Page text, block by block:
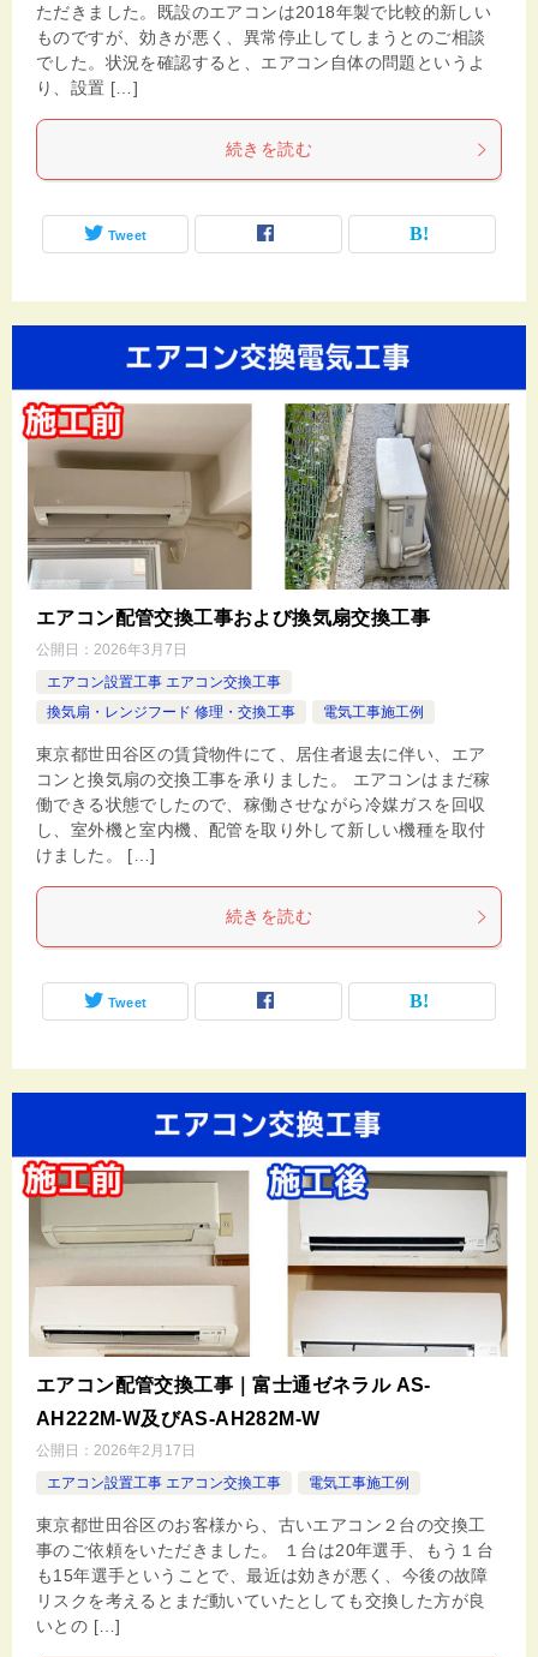
ただきました。既設のエアコンは2018年製で比較的新しい
ものですが、効きが悪く、異常停止してしまうとのご相談
でした。状況を確認すると、エアコン自体の問題というよ
り、設置 […]
続きを読む
Tweet
エアコン配管交換工事および換気扇交換工事
公開日： 2026年3月7日
エアコン設置工事 エアコン交換工事
換気扇・レンジフード 修理・交換工事
電気工事施工例
東京都世田谷区の賃貸物件にて、居住者退去に伴い、エア
コンと換気扇の交換工事を承りました。 エアコンはまだ稼
働できる状態でしたので、稼働させながら冷媒ガスを回収
し、室外機と室内機、配管を取り外して新しい機種を取付
けました。 […]
続きを読む
Tweet
エアコン配管交換工事｜富士通ゼネラル AS-
AH222M-W及びAS-AH282M-W
公開日： 2026年2月17日
エアコン設置工事 エアコン交換工事
電気工事施工例
東京都世田谷区のお客様から、古いエアコン２台の交換工
事のご依頼をいただきました。 １台は20年選手、もう１台
も15年選手ということで、最近は効きが悪く、今後の故障
リスクを考えるとまだ動いていたとしても交換した方が良
いとの […]